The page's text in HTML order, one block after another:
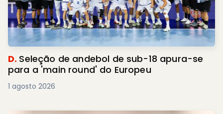
D. Seleção de andebol de sub-18 apura-se
para a 'main round' do Europeu
1 agosto 2026